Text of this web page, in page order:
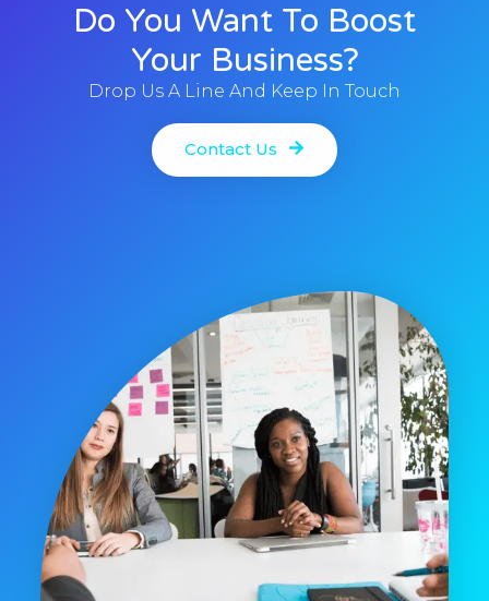
Do You Want To Boost
Your Business?
Drop Us A Line And Keep In Touch
Contact Us